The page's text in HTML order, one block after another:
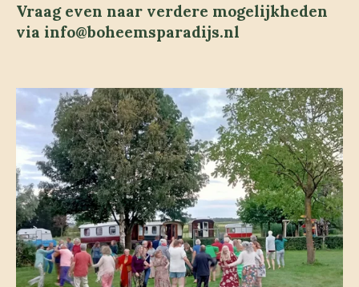
Vraag even naar verdere mogelijkheden
via info@boheemsparadijs.nl